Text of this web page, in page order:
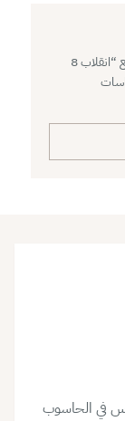
محسن المصطفى (2020). أبرز الأوامر العسكرية مع “انقلاب 8
في الحاسوب